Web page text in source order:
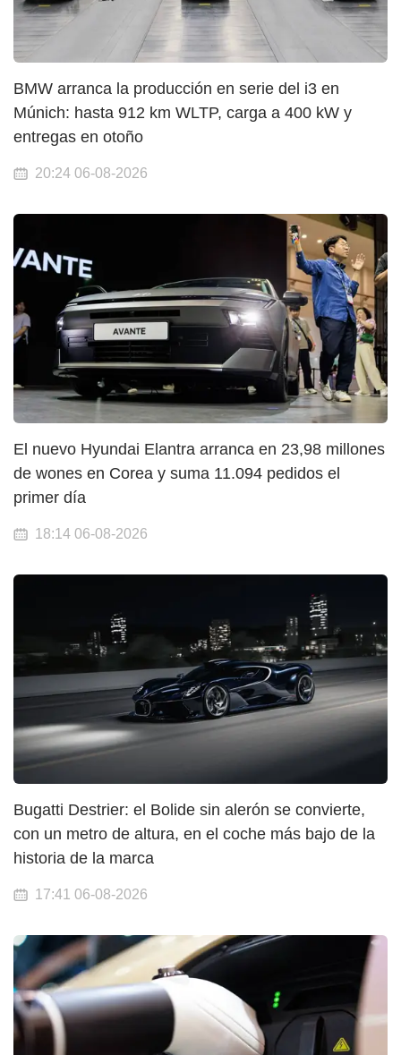
BMW arranca la producción en serie del i3 en
Múnich: hasta 912 km WLTP, carga a 400 kW y
entregas en otoño
20:24 06-08-2026
El nuevo Hyundai Elantra arranca en 23,98 millones
de wones en Corea y suma 11.094 pedidos el
primer día
18:14 06-08-2026
Bugatti Destrier: el Bolide sin alerón se convierte,
con un metro de altura, en el coche más bajo de la
historia de la marca
17:41 06-08-2026